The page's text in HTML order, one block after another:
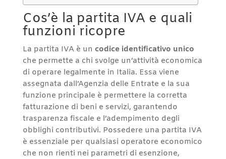
Cos’è la partita IVA e quali
funzioni ricopre
La partita IVA è un codice identificativo unico
che permette a chi svolge un’attività economica
di operare legalmente in Italia. Essa viene
assegnata dall’Agenzia delle Entrate e la sua
funzione principale è permettere la corretta
fatturazione di beni e servizi, garantendo
trasparenza fiscale e l’adempimento degli
obblighi contributivi. Possedere una partita IVA
è essenziale per qualsiasi operatore economico
che non rienti nei parametri di esenzione,